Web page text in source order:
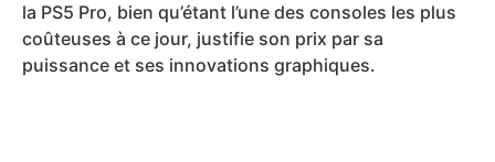
la PS5 Pro, bien qu’étant l’une des consoles les plus
coûteuses à ce jour, justifie son prix par sa
puissance et ses innovations graphiques.